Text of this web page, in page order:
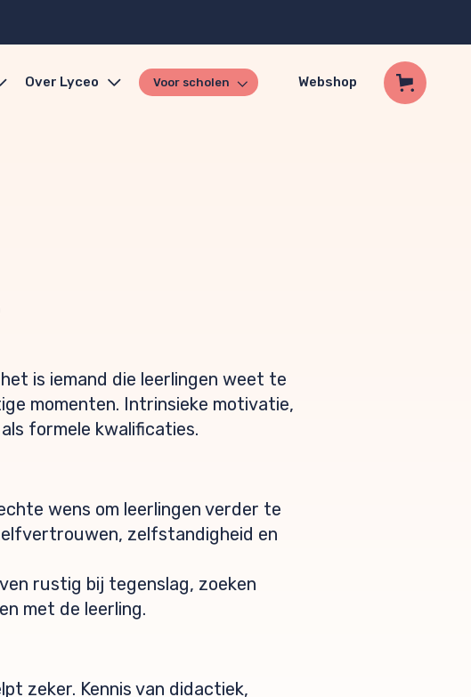
Over Lyceo Voor scholen Webshop
is iemand die leerlingen weet te
momenten. Intrinsieke motivatie,
formele kwalificaties.
wens om leerlingen verder te
zelfstandigheid en
rustig bij tegenslag, zoeken
met de leerling.
zeker. Kennis van didactiek,